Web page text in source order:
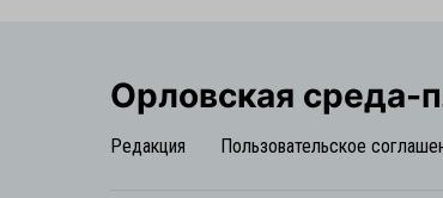
Орловская cреда-
Редакция Пользовательское